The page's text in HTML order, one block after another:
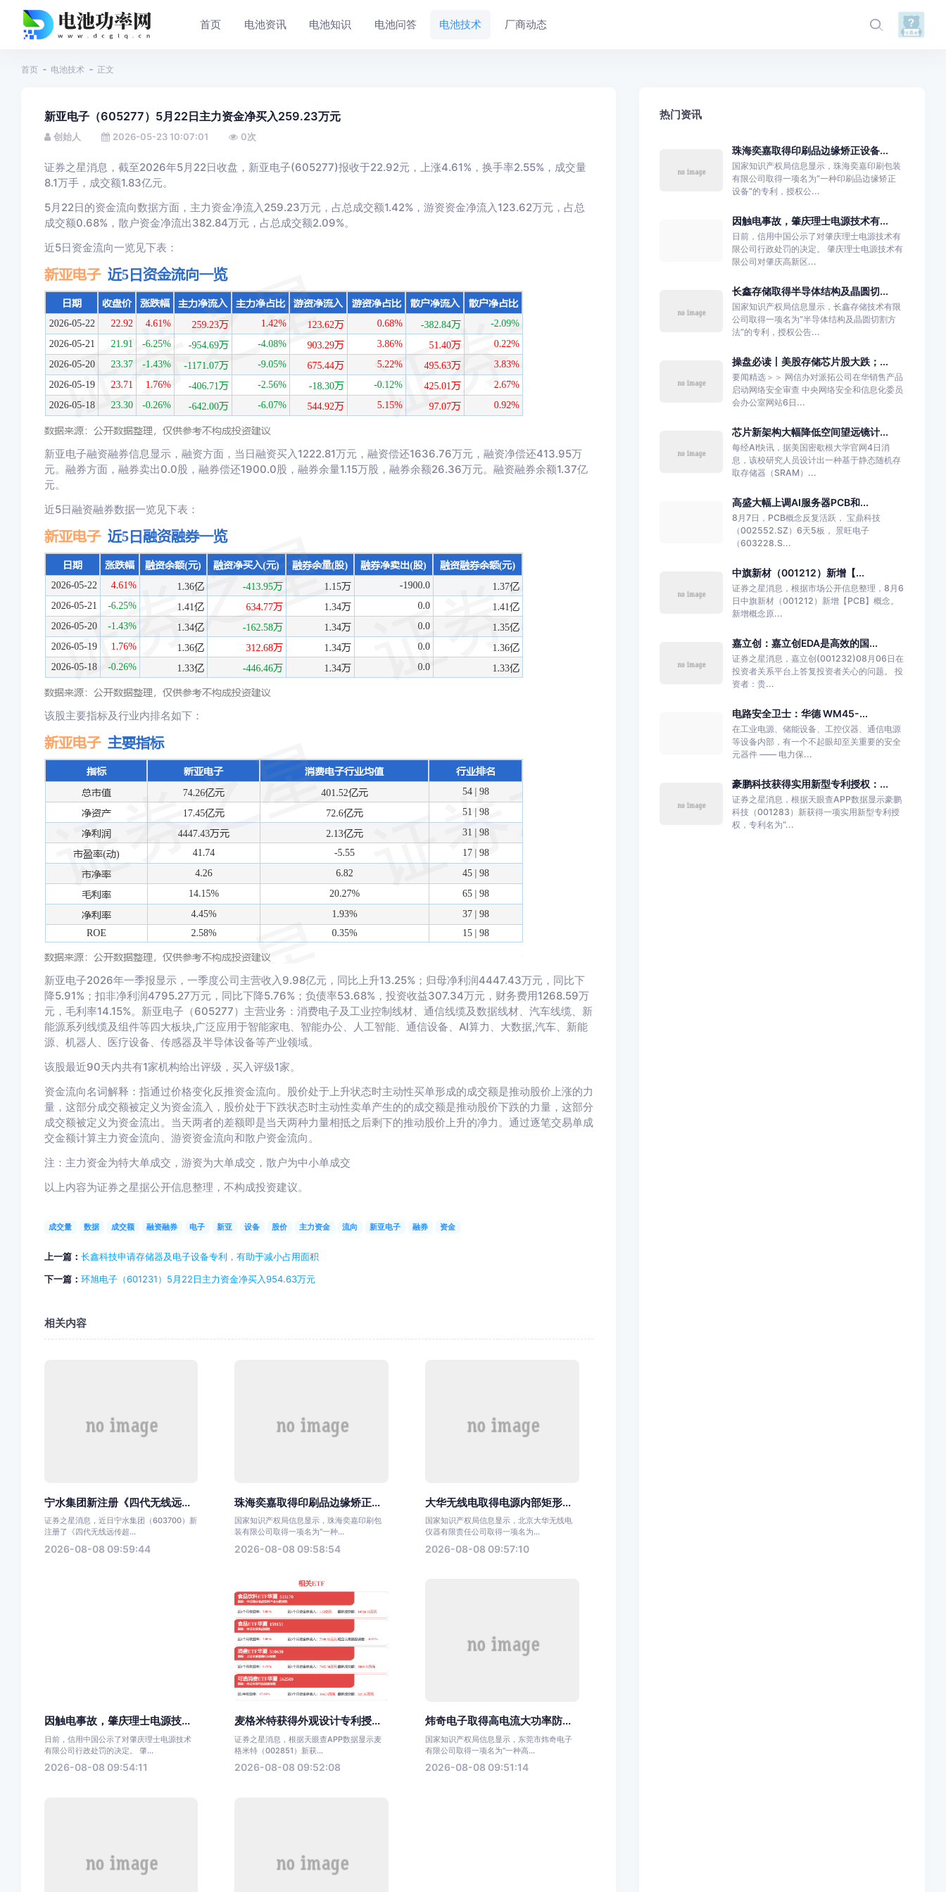
首页 电池资讯 电池知识 电池问答 电池技术 厂商动态
首页 电池技术 正文
新亚电子（605277）5月22日主力资金净买入259.23万元
创始人 2026-05-23 10:07:01 0次
证券之星消息，截至2026年5月22日收盘，新亚电子(605277)报收于22.92元，上涨4.61%，换手率2.55%，成交量
8.1万手，成交额1.83亿元。
5月22日的资金流向数据方面，主力资金净流入259.23万元，占总成交额1.42%，游资资金净流入123.62万元，占总
成交额0.68%，散户资金净流出382.84万元，占总成交额2.09%。
近5日资金流向一览见下表：
新亚电子融资融券信息显示，融资方面，当日融资买入1222.81万元，融资偿还1636.76万元，融资净偿还413.95万
元。融券方面，融券卖出0.0股，融券偿还1900.0股，融券余量1.15万股，融券余额26.36万元。融资融券余额1.37亿
元。
近5日融资融券数据一览见下表：
该股主要指标及行业内排名如下：
新亚电子2026年一季报显示，一季度公司主营收入9.98亿元，同比上升13.25%；归母净利润4447.43万元，同比下
降5.91%；扣非净利润4795.27万元，同比下降5.76%；负债率53.68%，投资收益307.34万元，财务费用1268.59万
元，毛利率14.15%。新亚电子（605277）主营业务：消费电子及工业控制线材、通信线缆及数据线材、汽车线缆、新
能源系列线缆及组件等四大板块,广泛应用于智能家电、智能办公、人工智能、通信设备、AI算力、大数据,汽车、新能
源、机器人、医疗设备、传感器及半导体设备等产业领域。
该股最近90天内共有1家机构给出评级，买入评级1家。
资金流向名词解释：指通过价格变化反推资金流向。股价处于上升状态时主动性买单形成的成交额是推动股价上涨的力
量，这部分成交额被定义为资金流入，股价处于下跌状态时主动性卖单产生的的成交额是推动股价下跌的力量，这部分
成交额被定义为资金流出。当天两者的差额即是当天两种力量相抵之后剩下的推动股价上升的净力。通过逐笔交易单成
交金额计算主力资金流向、游资资金流向和散户资金流向。
注：主力资金为特大单成交，游资为大单成交，散户为中小单成交
以上内容为证券之星据公开信息整理，不构成投资建议。
成交量 数据 成交额 融资融券 电子 新亚 设备 股价 主力资金 流向 新亚电子 融券 资金
上一篇： 长鑫科技申请存储器及电子设备专利，有助于减小占用面积
下一篇： 环旭电子（601231）5月22日主力资金净买入954.63万元
相关内容
宁水集团新注册《四代无线远...
证券之星消息，近日宁水集团（603700）新
注册了《四代无线远传超...
2026-08-08 09:59:44
珠海奕嘉取得印刷品边缘矫正...
国家知识产权局信息显示，珠海奕嘉印刷包
装有限公司取得一项名为“一种...
2026-08-08 09:58:54
大华无线电取得电源内部矩形...
国家知识产权局信息显示，北京大华无线电
仪器有限责任公司取得一项名为...
2026-08-08 09:57:10
因触电事故，肇庆理士电源技...
日前，信用中国公示了对肇庆理士电源技术
有限公司行政处罚的决定。 肇...
2026-08-08 09:54:11
麦格米特获得外观设计专利授...
证券之星消息，根据天眼查APP数据显示麦
格米特（002851）新获...
2026-08-08 09:52:08
炜奇电子取得高电流大功率防...
国家知识产权局信息显示，东莞市炜奇电子
有限公司取得一项名为“一种高...
2026-08-08 09:51:14
热门资讯
珠海奕嘉取得印刷品边缘矫正设备...
国家知识产权局信息显示，珠海奕嘉印刷包装
有限公司取得一项名为“一种印刷品边缘矫正
设备”的专利，授权公...
因触电事故，肇庆理士电源技术有...
日前，信用中国公示了对肇庆理士电源技术有
限公司行政处罚的决定。 肇庆理士电源技术有
限公司对肇庆高新区...
长鑫存储取得半导体结构及晶圆切...
国家知识产权局信息显示，长鑫存储技术有限
公司取得一项名为“半导体结构及晶圆切割方
法”的专利，授权公告...
操盘必读丨美股存储芯片股大跌；...
要闻精选＞＞ 网信办对派拓公司在华销售产品
启动网络安全审查 中央网络安全和信息化委员
会办公室网站6日...
芯片新架构大幅降低空间望远镜计...
每经AI快讯，据美国密歇根大学官网4日消
息，该校研究人员设计出一种基于静态随机存
取存储器（SRAM）...
高盛大幅上调AI服务器PCB和...
8月7日，PCB概念反复活跃， 宝鼎科技
（002552.SZ）6天5板， 景旺电子
（603228.S...
中旗新材（001212）新增【...
证券之星消息，根据市场公开信息整理，8月6
日中旗新材（001212）新增【PCB】概念。
新增概念原...
嘉立创：嘉立创EDA是高效的国...
证券之星消息，嘉立创(001232)08月06日在
投资者关系平台上答复投资者关心的问题。 投
资者：贵...
电路安全卫士：华德 WM45-...
在工业电源、储能设备、工控仪器、通信电源
等设备内部，有一个不起眼却至关重要的安全
元器件 —— 电力保...
豪鹏科技获得实用新型专利授权：...
证券之星消息，根据天眼查APP数据显示豪鹏
科技（001283）新获得一项实用新型专利授
权，专利名为“...